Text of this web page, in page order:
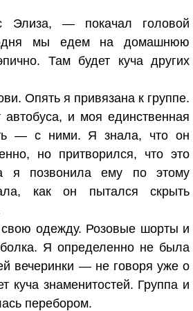
— покачал головой
мы едем на домашнюю
Там будет куча других
Опять я привязана к группе.
и моя единственная
— с ними. Я знала, что он
но притворился, что это
я позвонила ему по этому
как он пытался скрыть
одежду. Розовые шорты и
Я определенно не была
вечеринки — не говоря уже о
куча знаменитостей. Группа и
перебором.